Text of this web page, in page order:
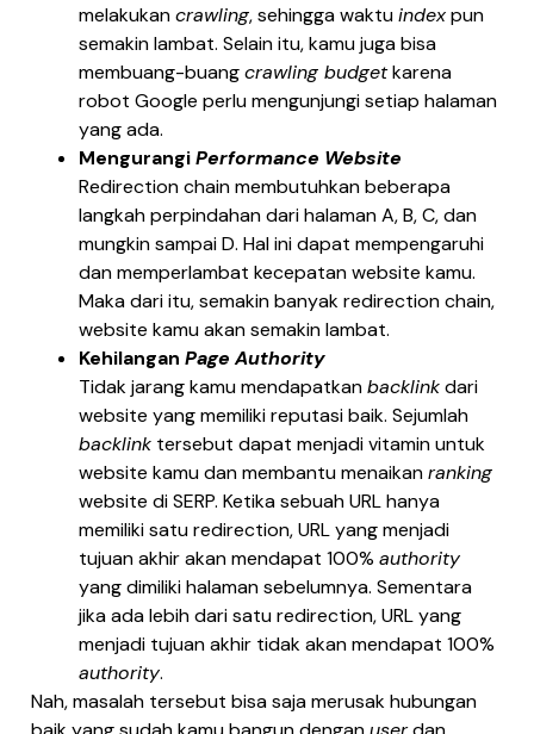
melakukancrawling, sehingga waktuindexpun
semakin lambat. Selain itu, kamu juga bisa
membuang-buangcrawling budgetkarena
robot Google perlu mengunjungi setiap halaman
yang ada.
MengurangiPerformance Website
Redirection chain membutuhkan beberapa
langkah perpindahan dari halaman A, B, C, dan
mungkin sampai D. Hal ini dapat mempengaruhi
dan memperlambat kecepatan website kamu.
Maka dari itu, semakin banyak redirection chain,
website kamu akan semakin lambat.
Kehilangan Page Authority
Tidak jarang kamu mendapatkanbacklinkdari
website yang memiliki reputasi baik. Sejumlah
backlink tersebut dapat menjadi vitamin untuk
website kamu dan membantu menaikanranking
website di SERP. Ketika sebuah URL hanya
memiliki satu redirection, URL yang menjadi
tujuan akhir akan mendapat 100% authority
yang dimiliki halaman sebelumnya. Sementara
jika ada lebih dari satu redirection, URL yang
menjadi tujuan akhir tidak akan mendapat 100%
authority.
Nah, masalah tersebut bisa saja merusak hubungan